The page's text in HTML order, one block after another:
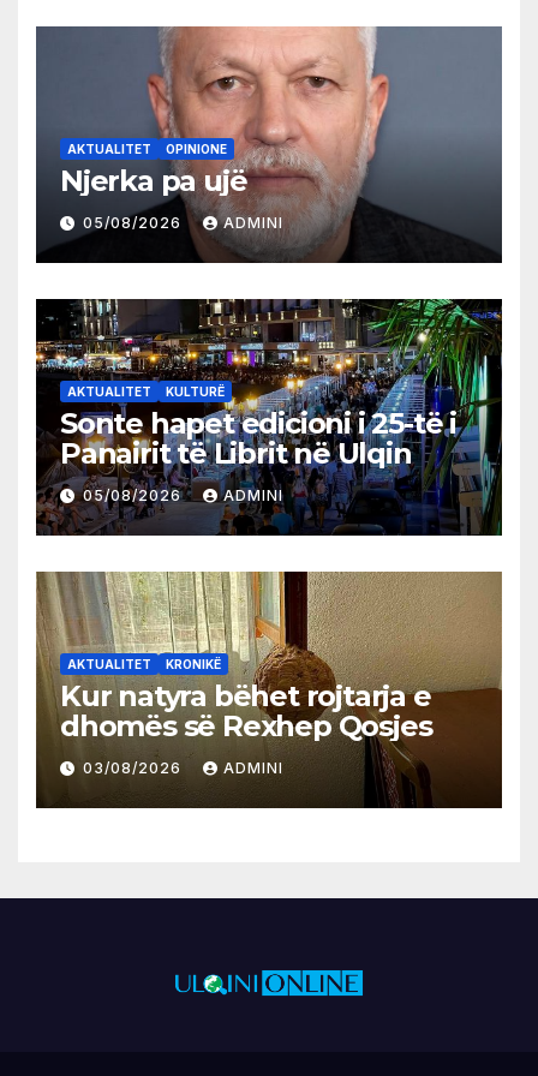
AKTUALITET OPINIONE
Njerka pa ujë
05/08/2026 ADMINI
AKTUALITET KULTURË
Sonte hapet edicioni i 25-të i
Panairit të Librit në Ulqin
05/08/2026 ADMINI
AKTUALITET KRONIKË
Kur natyra bëhet rojtarja e
dhomës së Rexhep Qosjes
03/08/2026 ADMINI